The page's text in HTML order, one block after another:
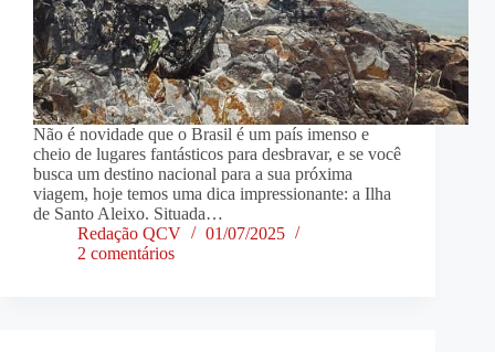
Não é novidade que o Brasil é um país imenso e
cheio de lugares fantásticos para desbravar, e se você
busca um destino nacional para a sua próxima
viagem, hoje temos uma dica impressionante: a Ilha
de Santo Aleixo. Situada…
Redação QCV
01/07/2025
2 comentários